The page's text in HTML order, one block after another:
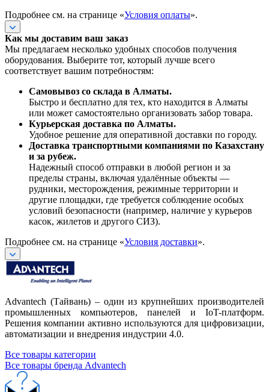
Подробнее см. на странице «Условия оплаты».
Как мы доставим ваш заказ
Мы предлагаем несколько удобных способов получения
оборудования. Выберите тот, который лучше всего
соответствует вашим потребностям:
Самовывоз со склада в Алматы.
Быстро и бесплатно для тех, кто находится в Алматы
или может самостоятельно организовать забор товара.
Курьерская доставка по Алматы.
Удобное решение для оперативной доставки по городу.
Доставка транспортными компаниями по Казахстану
и за рубеж.
Надежный способ отправки в любой регион и за
пределы страны, включая удалённые объекты —
рудники, месторождения, режимные территории и
другие площадки, где требуется соблюдение особых
условий безопасности (например, наличие у курьеров
касок, жилетов и другого СИЗ).
Подробнее см. на странице «Условия доставки».
Advantech (Тайвань) – один из крупнейших производителей
промышленных компьютеров, панелей и IoT-платформ.
Решения компании активно используются для цифровизации,
автоматизации и внедрения индустрии 4.0.
Все товары категории
Все товары бренда Advantech